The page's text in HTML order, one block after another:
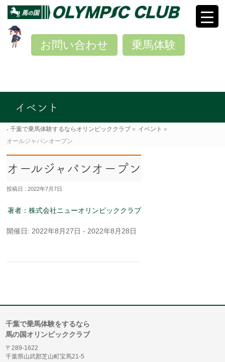
乗馬体験
お問い合わせ
イベント
千葉で乗馬体験するならオリンピッククラブ » イベント »
オールジャパンオープン
オールジャパンオープン
投稿日 : 2022年7月7日
著者：株式会社ニューオリンピッククラブ
開催日: 2022年8月27日 - 2022年8月28日
千葉で乗馬体験をするなら
馬の国オリンピッククラブ
〒289-1622
千葉県山武郡芝山町宝馬21-5